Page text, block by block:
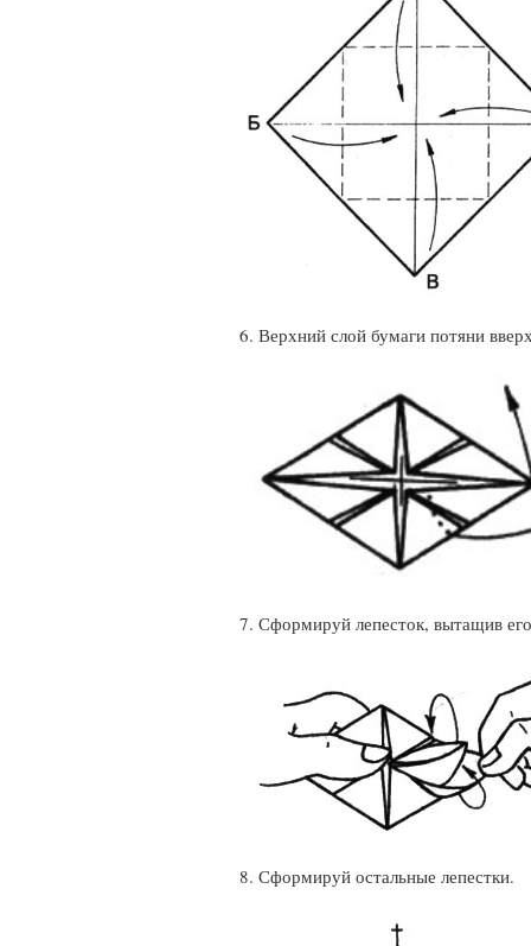
6. Верхний слой бумаги потяни
7. Сформируй лепесток, вытащив
8. Сформируй остальные лепестки.